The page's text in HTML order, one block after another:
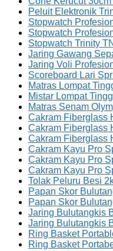
Peluit Elektronik
Stopwatch
Stopwatch
Stopwatch Trinity
Jaring Gawang
Jaring Voli
Scoreboard Lari
Matras Lompat
Mistar Lompat
Matras Senam
Cakram Fiberglass
Cakram Fiberglass
Cakram Fiberglass
Cakram Kayu Pro
Cakram Kayu Pro
Cakram Kayu Pro
Tolak Peluru Besi
Papan Skor
Papan Skor
Jaring Bulutangkis
Jaring Bulutangkis
Ring Basket
Ring Basket